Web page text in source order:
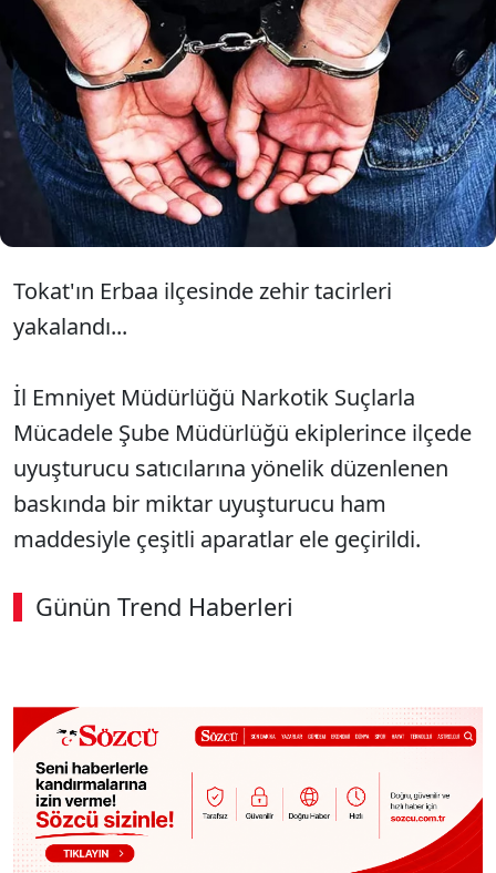
Tokat'ta düzenlenen uyuşturucu
operasyonunda 3 şüpheli yakalandı.
Olayda bir miktar uyuşturucu ve çeşitli
aparatlar da ele geçirildi.
Tokat'ın Erbaa ilçesinde zehir tacirleri
yakalandı...
İl Emniyet Müdürlüğü Narkotik Suçlarla
Mücadele Şube Müdürlüğü ekiplerince ilçede
uyuşturucu satıcılarına yönelik düzenlenen
baskında bir miktar uyuşturucu ham
maddesiyle çeşitli aparatlar ele geçirildi.
Günün Trend Haberleri
00:02 / 03:53